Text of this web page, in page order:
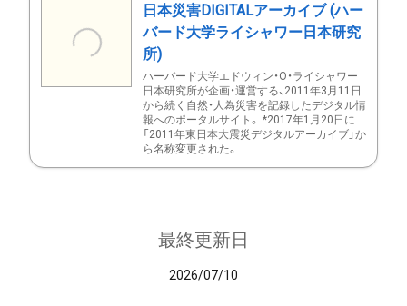
日本災害DIGITALアーカイブ (ハー
バード大学ライシャワー日本研究
所)
ハーバード大学エドウィン・O・ライシャワー
日本研究所が企画・運営する、2011年3月11日
から続く自然・人為災害を記録したデジタル情
報へのポータルサイト。 *2017年1月20日に
「2011年東日本大震災デジタルアーカイブ」か
ら名称変更された。
最終更新日
2026/07/10